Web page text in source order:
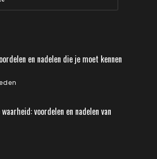
en nadelen die je moet kennen
voordelen en nadelen van